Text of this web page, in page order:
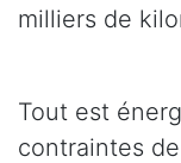
milliers de
Tout est
contraintes